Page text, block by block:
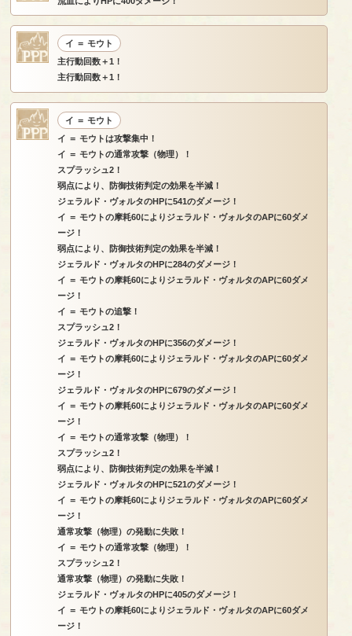
イ ＝ モウト
主行動回数＋1！
主行動回数＋1！
イ ＝ モウト
イ ＝ モウトは攻撃集中！
イ ＝ モウトの通常攻撃（物理）！
スプラッシュ2！
弱点により、防御技術判定の効果を半減！
ジェラルド・ヴォルタのHPに541のダメージ！
イ ＝ モウトの摩耗60によりジェラルド・ヴォルタのAPに60ダメ
ージ！
弱点により、防御技術判定の効果を半減！
ジェラルド・ヴォルタのHPに284のダメージ！
イ ＝ モウトの摩耗60によりジェラルド・ヴォルタのAPに60ダメ
ージ！
イ ＝ モウトの追撃！
スプラッシュ2！
ジェラルド・ヴォルタのHPに356のダメージ！
イ ＝ モウトの摩耗60によりジェラルド・ヴォルタのAPに60ダメ
ージ！
ジェラルド・ヴォルタのHPに679のダメージ！
イ ＝ モウトの摩耗60によりジェラルド・ヴォルタのAPに60ダメ
ージ！
イ ＝ モウトの通常攻撃（物理）！
スプラッシュ2！
弱点により、防御技術判定の効果を半減！
ジェラルド・ヴォルタのHPに521のダメージ！
イ ＝ モウトの摩耗60によりジェラルド・ヴォルタのAPに60ダメ
ージ！
通常攻撃（物理）の発動に失敗！
イ ＝ モウトの通常攻撃（物理）！
スプラッシュ2！
通常攻撃（物理）の発動に失敗！
ジェラルド・ヴォルタのHPに405のダメージ！
イ ＝ モウトの摩耗60によりジェラルド・ヴォルタのAPに60ダメ
ージ！